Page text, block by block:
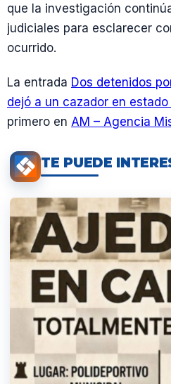
que la investigación
judiciales para esclarecer
ocurrido.
La entrada Dos detenidos
dejó a un cazador en
primero en AM – Agencia
TE PUEDE